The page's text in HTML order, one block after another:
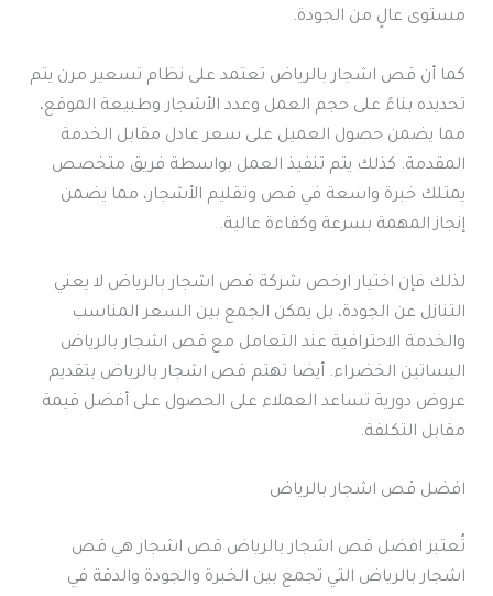
مستوى عالٍ من الجودة.
كما أن قص اشجار بالرياض تعتمد على نظام تسعير مرن يتم
تحديده بناءً على حجم العمل وعدد الأشجار وطبيعة الموقع،
مما يضمن حصول العميل على سعر عادل مقابل الخدمة
المقدمة. كذلك يتم تنفيذ العمل بواسطة فريق متخصص
يمتلك خبرة واسعة في قص وتقليم الأشجار، مما يضمن
إنجاز المهمة بسرعة وكفاءة عالية.
لذلك فإن اختيار ارخص شركة قص اشجار بالرياض لا يعني
التنازل عن الجودة، بل يمكن الجمع بين السعر المناسب
والخدمة الاحترافية عند التعامل مع قص اشجار بالرياض
البساتين الخضراء. أيضا تهتم قص اشجار بالرياض بتقديم
عروض دورية تساعد العملاء على الحصول على أفضل قيمة
مقابل التكلفة.
افضل قص اشجار بالرياض
تُعتبر افضل قص اشجار بالرياض قص اشجار هي قص
اشجار بالرياض التي تجمع بين الخبرة والجودة والدقة في